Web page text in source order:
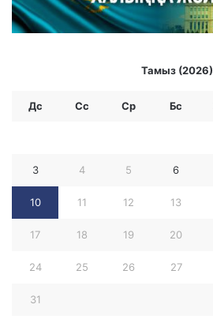
Ш
І
О
Д
Тамыз (2026)
Дс Сс Ср Бc
3 4 5 6
10 11 12 13
17 18 19 20
24 25 26 27
31